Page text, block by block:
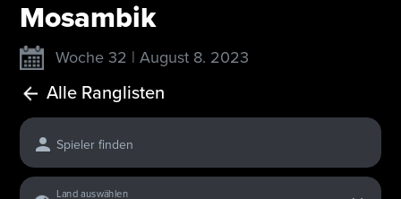
Mosambik
Woche 32 | August 8. 2023
Alle Ranglisten
Spieler finden
Land auswählen